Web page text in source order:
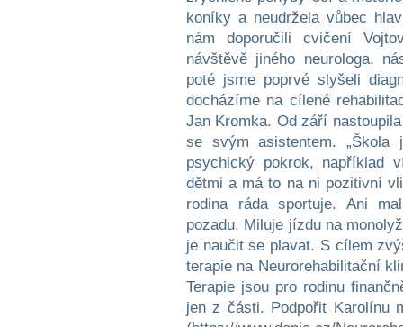
koníky a neudržela vůbec
nám doporučili cvičení
návštěvě jiného neurologa,
poté jsme poprvé slyšeli
docházíme na cílené
Jan Kromka. Od září
se svým asistentem.
psychický pokrok, například
dětmi a má to na ni pozitivní
rodina ráda sportuje. Ani
pozadu. Miluje jízdu na
je naučit se plavat. S cílem
terapie na Neurorehabilitační
Terapie jsou pro rodinu
jen z části. Podpořit Karolínu